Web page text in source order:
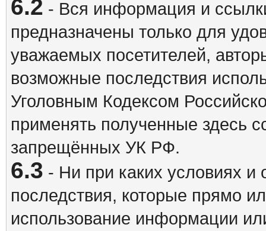
6.2 - Вся информация и
предназначены только для
уважаемых посетителей,
возможные последствия
Уголовным Кодексом
применять полученные здесь
запрещённых УК РФ.
6.3 - Ни при каких условиях и
последствия, которые прямо
использование информации